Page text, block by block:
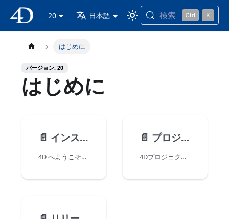
4D ドキュメンテーション
20 日本語 検索
はじめに
バージョン: 20
はじめに
📄️ インストール
4D へようこそ！ このページでは、4D 製品のインストールと起動について必要な情報をまとめています。
📄️ プロジェクトを開発する
4Dプロジェクトは、包括的な統合開発環境 (IDE) を提供する 4D アプリケーションを使って作成・開発します。 4D Server も、空のプロジェクトを新規作成することができます。